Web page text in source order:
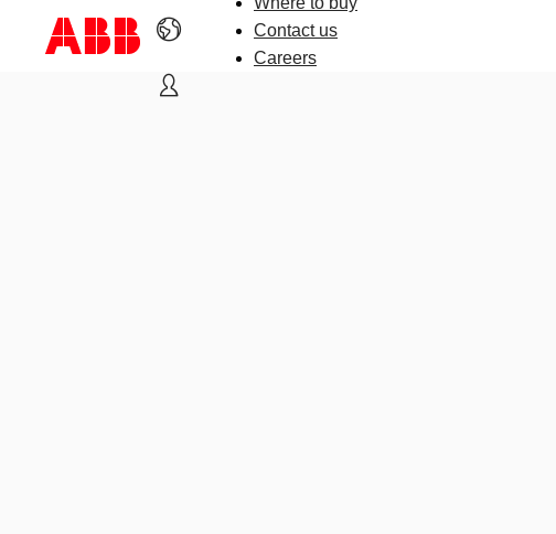
Contact us
Careers